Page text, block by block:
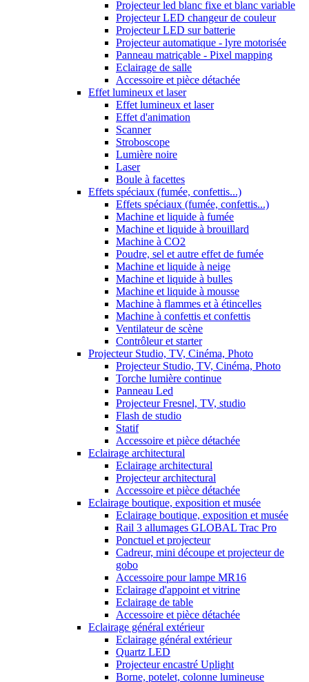
Projecteur led blanc fixe et blanc variable
Projecteur LED changeur de couleur
Projecteur LED sur batterie
Projecteur automatique - lyre motorisée
Panneau matriçable - Pixel mapping
Eclairage de salle
Accessoire et pièce détachée
Effet lumineux et laser
Effet lumineux et laser
Effet d'animation
Scanner
Stroboscope
Lumière noire
Laser
Boule à facettes
Effets spéciaux (fumée, confettis...)
Effets spéciaux (fumée, confettis...)
Machine et liquide à fumée
Machine et liquide à brouillard
Machine à CO2
Poudre, sel et autre effet de fumée
Machine et liquide à neige
Machine et liquide à bulles
Machine et liquide à mousse
Machine à flammes et à étincelles
Machine à confettis et confettis
Ventilateur de scène
Contrôleur et starter
Projecteur Studio, TV, Cinéma, Photo
Projecteur Studio, TV, Cinéma, Photo
Torche lumière continue
Panneau Led
Projecteur Fresnel, TV, studio
Flash de studio
Statif
Accessoire et pièce détachée
Eclairage architectural
Eclairage architectural
Projecteur architectural
Accessoire et pièce détachée
Eclairage boutique, exposition et musée
Eclairage boutique, exposition et musée
Rail 3 allumages GLOBAL Trac Pro
Ponctuel et projecteur
Cadreur, mini découpe et projecteur de
gobo
Accessoire pour lampe MR16
Eclairage d'appoint et vitrine
Eclairage de table
Accessoire et pièce détachée
Eclairage général extérieur
Eclairage général extérieur
Quartz LED
Projecteur encastré Uplight
Borne, potelet, colonne lumineuse